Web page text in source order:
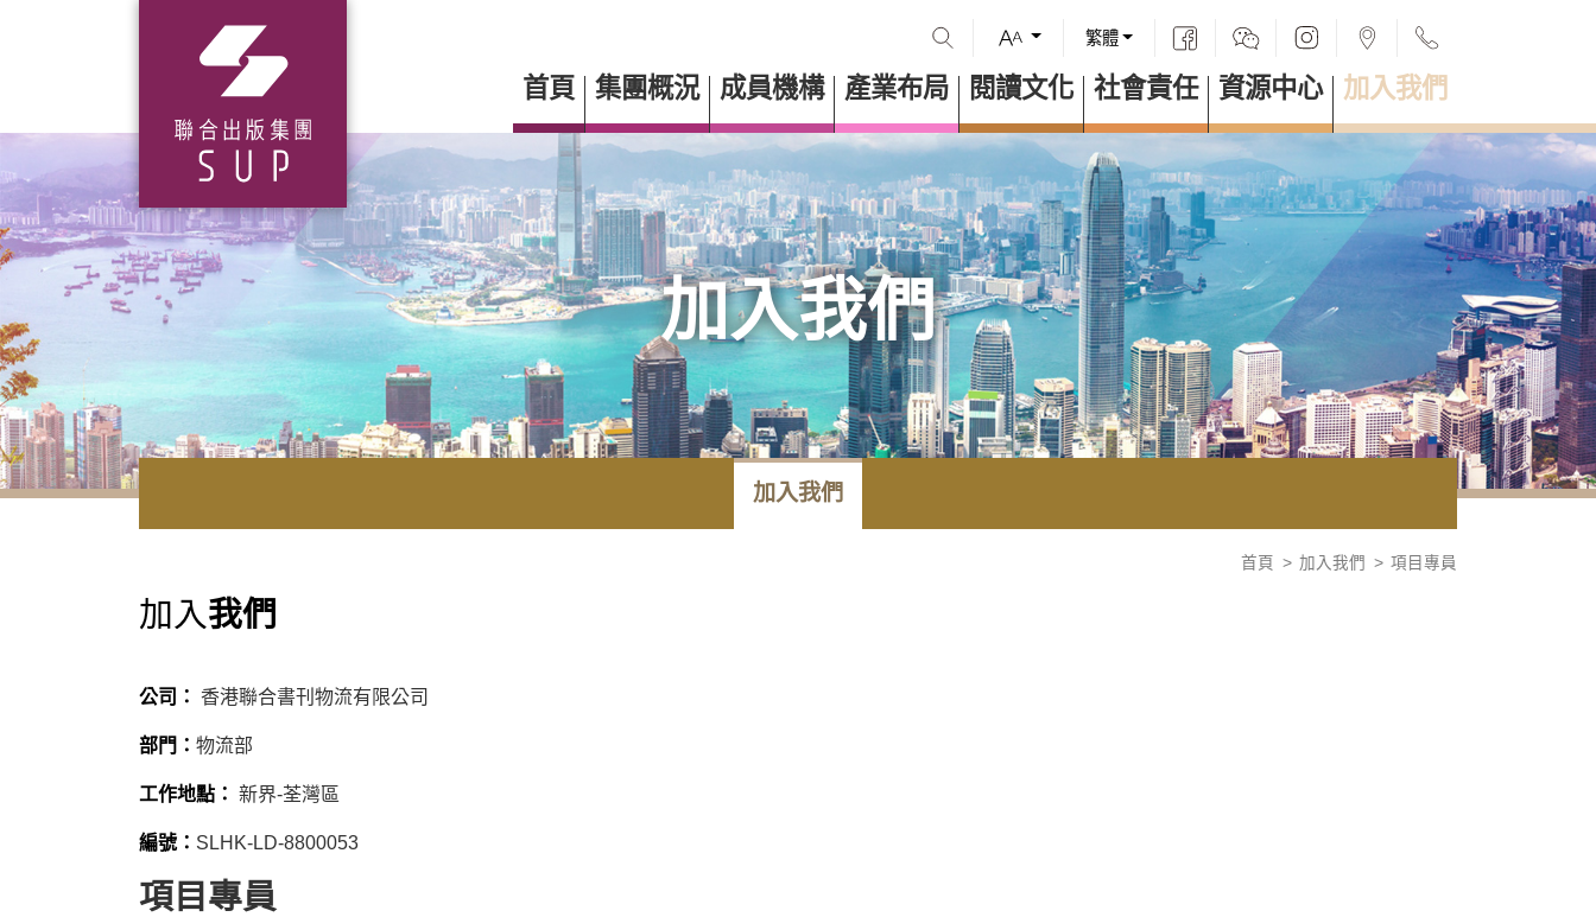
繁體
首頁 集團概況 成員機構 產業布局 閱讀文化 社會責任 資源中心 加入我們
加入我們
加入我們
首頁 加入我們 項目專員
加入我們
公司： 香港聯合書刊物流有限公司
部門： 物流部
工作地點： 新界-荃灣區
編號： SLHK-LD-8800053
項目專員